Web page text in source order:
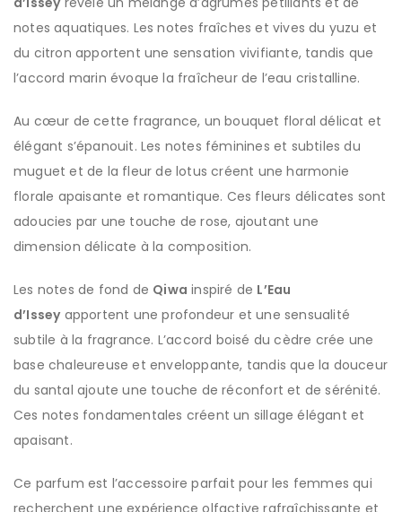
notes aquatiques. Les notes fraîches et vives du yuzu et
du citron apportent une sensation vivifiante, tandis que
l’accord marin évoque la fraîcheur de l’eau cristalline.
Au cœur de cette fragrance, un bouquet floral délicat et
élégant s’épanouit. Les notes féminines et subtiles du
muguet et de la fleur de lotus créent une harmonie
florale apaisante et romantique. Ces fleurs délicates sont
adoucies par une touche de rose, ajoutant une
dimension délicate à la composition.
Les notes de fond de Qiwa inspiré de L’Eau
d’Isseyapportent une profondeur et une sensualité
subtile à la fragrance. L’accord boisé du cèdre crée une
base chaleureuse et enveloppante, tandis que la douceur
du santal ajoute une touche de réconfort et de sérénité.
Ces notes fondamentales créent un sillage élégant et
apaisant.
Ce parfum est l’accessoire parfait pour les femmes qui
recherchent une expérience olfactive rafraîchissante et